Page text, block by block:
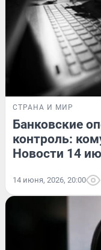
СТРАНА И МИР
Банковские
контроль:
Новости 14
14 июня, 2026, 20:00